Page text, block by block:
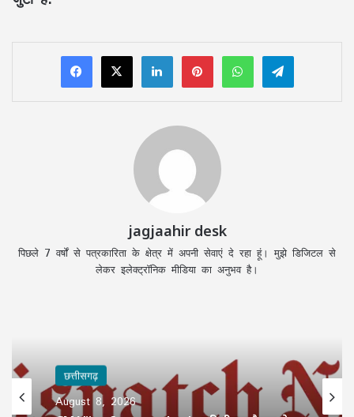
LinkedInPinterestWhatsAppTelegram
jagjaahir desk
पिछले 7 वर्षों से पत्रकारिता के क्षेत्र में अपनी सेवाएं दे रहा हूं। मुझे डिजिटल से
लेकर इलेक्ट्रॉनिक मीडिया का अनुभव है।
छत्तीसगढ़
August 8, 2026